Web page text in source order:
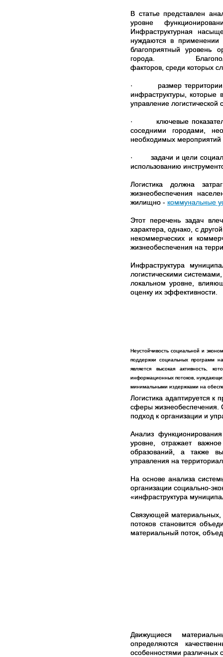
В статье представлен
уровне
Инфраструктурная
нуждаются в применении
благоприятный уровень
города. Благополучие
факторов, среди которых
·
размер
инфраструктуры, которые
управление
·
ключевые
соседними городами,
необходимых мероприятий
·
задачи и цели
использованию
Логистика должна
жизнеобеспечения
жилищно - коммунальные
Этот перечень задач
характера, однако, с
некоммерческих и
жизнеобеспечения на
Инфраструктура
логистическими
локальном уровне,
оценку их эффективности.
Неустойчивость социальной и
поддержки социальных программ
является высокая активность,
информационных потоков,
минимальными издержками на
Логистика адаптируется к
сферы жизнеобеспечения.
подход к организации и
Анализ
уровне, отражает важное
образований, а также
управления на
На основе анализа
организации социально-
«инфраструктура
Связующей материальных,
потоков становится
материальный поток,
Движущиеся
определяются
особенностями различных